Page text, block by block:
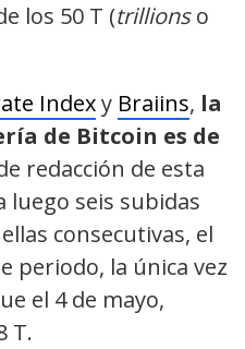
los 50 T (trillionso
Indexy Braiins, la
de Bitcoin es de
redacción de esta
luego seis subidas
consecutivas, el
periodo, la única vez
el 4 de mayo,
T.